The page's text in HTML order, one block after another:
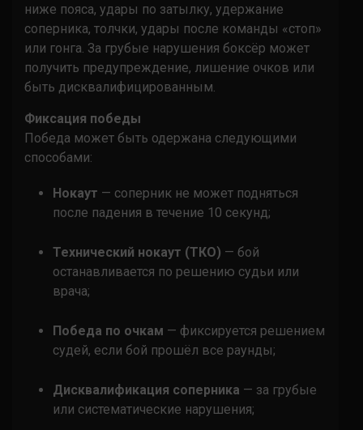
ниже пояса, удары по затылку, удержание
соперника, толчки, удары после команды «стоп»
или гонга. За грубые нарушения боксёр может
получить предупреждение, лишение очков или
быть дисквалифицированным.
Фиксация победы
Победа может быть одержана следующими
способами:
Нокаут — соперник не может подняться
после падения в течение 10 секунд;
Технический нокаут (ТКО) — бой
останавливается по решению судьи или
врача;
Победа по очкам — фиксируется решением
судей, если бой прошёл все раунды;
Дисквалификация соперника — за грубые
или систематические нарушения;